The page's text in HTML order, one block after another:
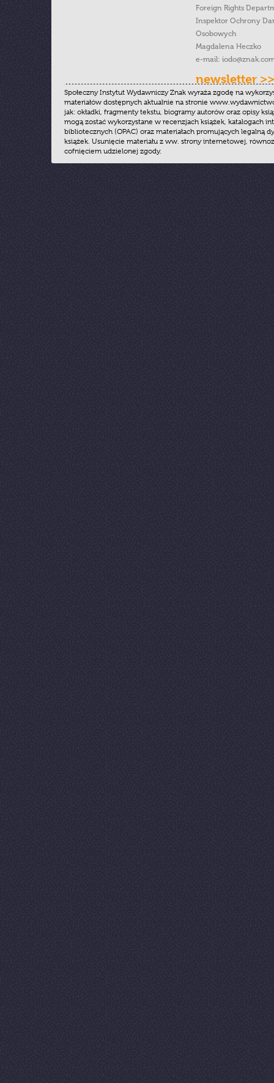
Foreign Rights
Inspektor Ochrony
Osobowych
Magdalena Heczko
e-mail:
newsletter >>
Społeczny Instytut Wydawniczy Znak wyraża zgodę na
materiałów dostępnych aktualnie na stronie
jak: okładki, fragmenty tekstu, biogramy autorów oraz opisy
mogą zostać wykorzystane w recenzjach książek, katalogach
bibliotecznych (OPAC) oraz materiałach promujących legalną
książek. Usunięcie materiału z ww. strony internetowej,
cofnięciem udzielonej zgody.